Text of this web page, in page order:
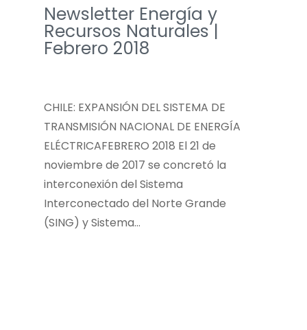
Newsletter Energía y
Recursos Naturales |
Febrero 2018
CHILE: EXPANSIÓN DEL SISTEMA DE
TRANSMISIÓN NACIONAL DE ENERGÍA
ELÉCTRICAFEBRERO 2018 El 21 de
noviembre de 2017 se concretó la
interconexión del Sistema
Interconectado del Norte Grande
(SING) y Sistema…